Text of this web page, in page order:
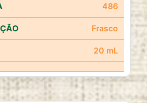
486
Frasco
20 mL
as opções de
selecionadas pelo utilizador.